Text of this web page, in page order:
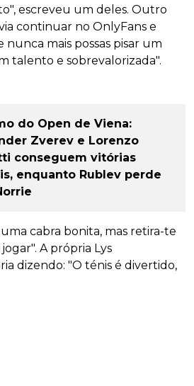
escreveu um deles. Outro
continuar no OnlyFans e
mais possas pisar um
talento e sobrevalorizada".
do Open de Viena:
Zverev e Lorenzo
conseguem vitórias
enquanto Rublev perde
cabra bonita, mas retira-te
A própria Lys
dizendo: "O ténis é divertido,